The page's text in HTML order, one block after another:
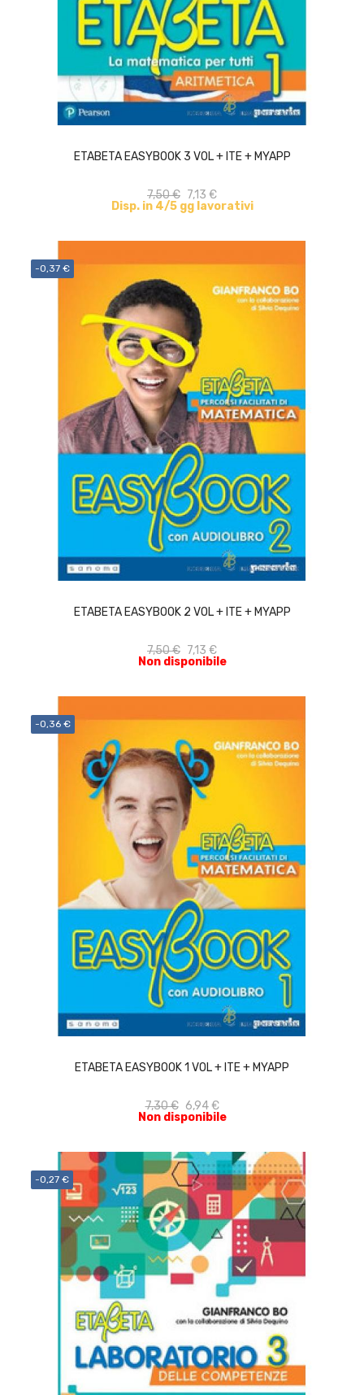
ETABETA EASYBOOK 3 VOL + ITE + MYAPP
7,50 € 7,13 €
Disp. in 4/5 gg lavorativi
-0,37 €
ETABETA EASYBOOK 2 VOL + ITE + MYAPP
7,50 € 7,13 €
Non disponibile
-0,36 €
ETABETA EASYBOOK 1 VOL + ITE + MYAPP
7,30 € 6,94 €
Non disponibile
-0,27 €